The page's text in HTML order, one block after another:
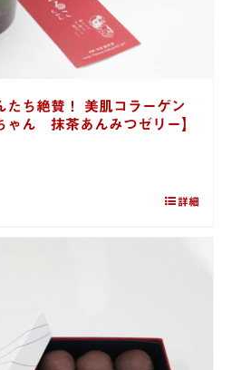
たち絶賛！ 美肌コラーゲン
ゃん 抹茶あんみつゼリー】
詳細